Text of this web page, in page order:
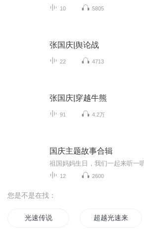
10 5805
张国庆|舆论战
22 4713
张国庆|穿越牛熊
91 4.2万
国庆主题故事合辑
12 2600
您是不是在找：
光速传说 超越光速来爱你